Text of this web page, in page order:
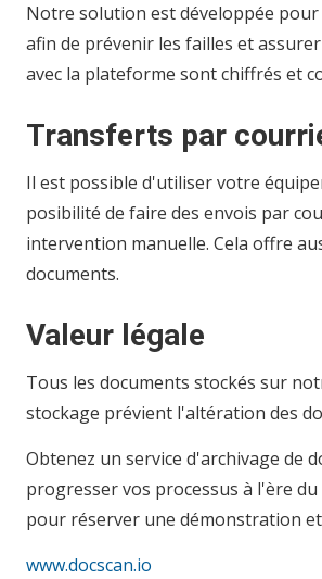
Notre solution est développée
afin de prévenir les failles et
avec la plateforme sont chiffrés et
Transferts par
Il est possible d'utiliser votre
posibilité de faire des envois par
intervention manuelle. Cela offre
documents.
Valeur légale
Tous les documents stockés sur
stockage prévient l'altération des
Obtenez un service d'archivage de
progresser vos processus à l'ère
pour réserver une démonstration
www.docscan.io